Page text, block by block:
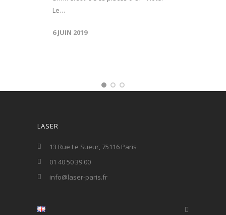
Le…
6 JUIN 2019
LASER
13 Rue Le Sueur, 75116 Paris
01 40 50 39 00
info@laser-paris.fr